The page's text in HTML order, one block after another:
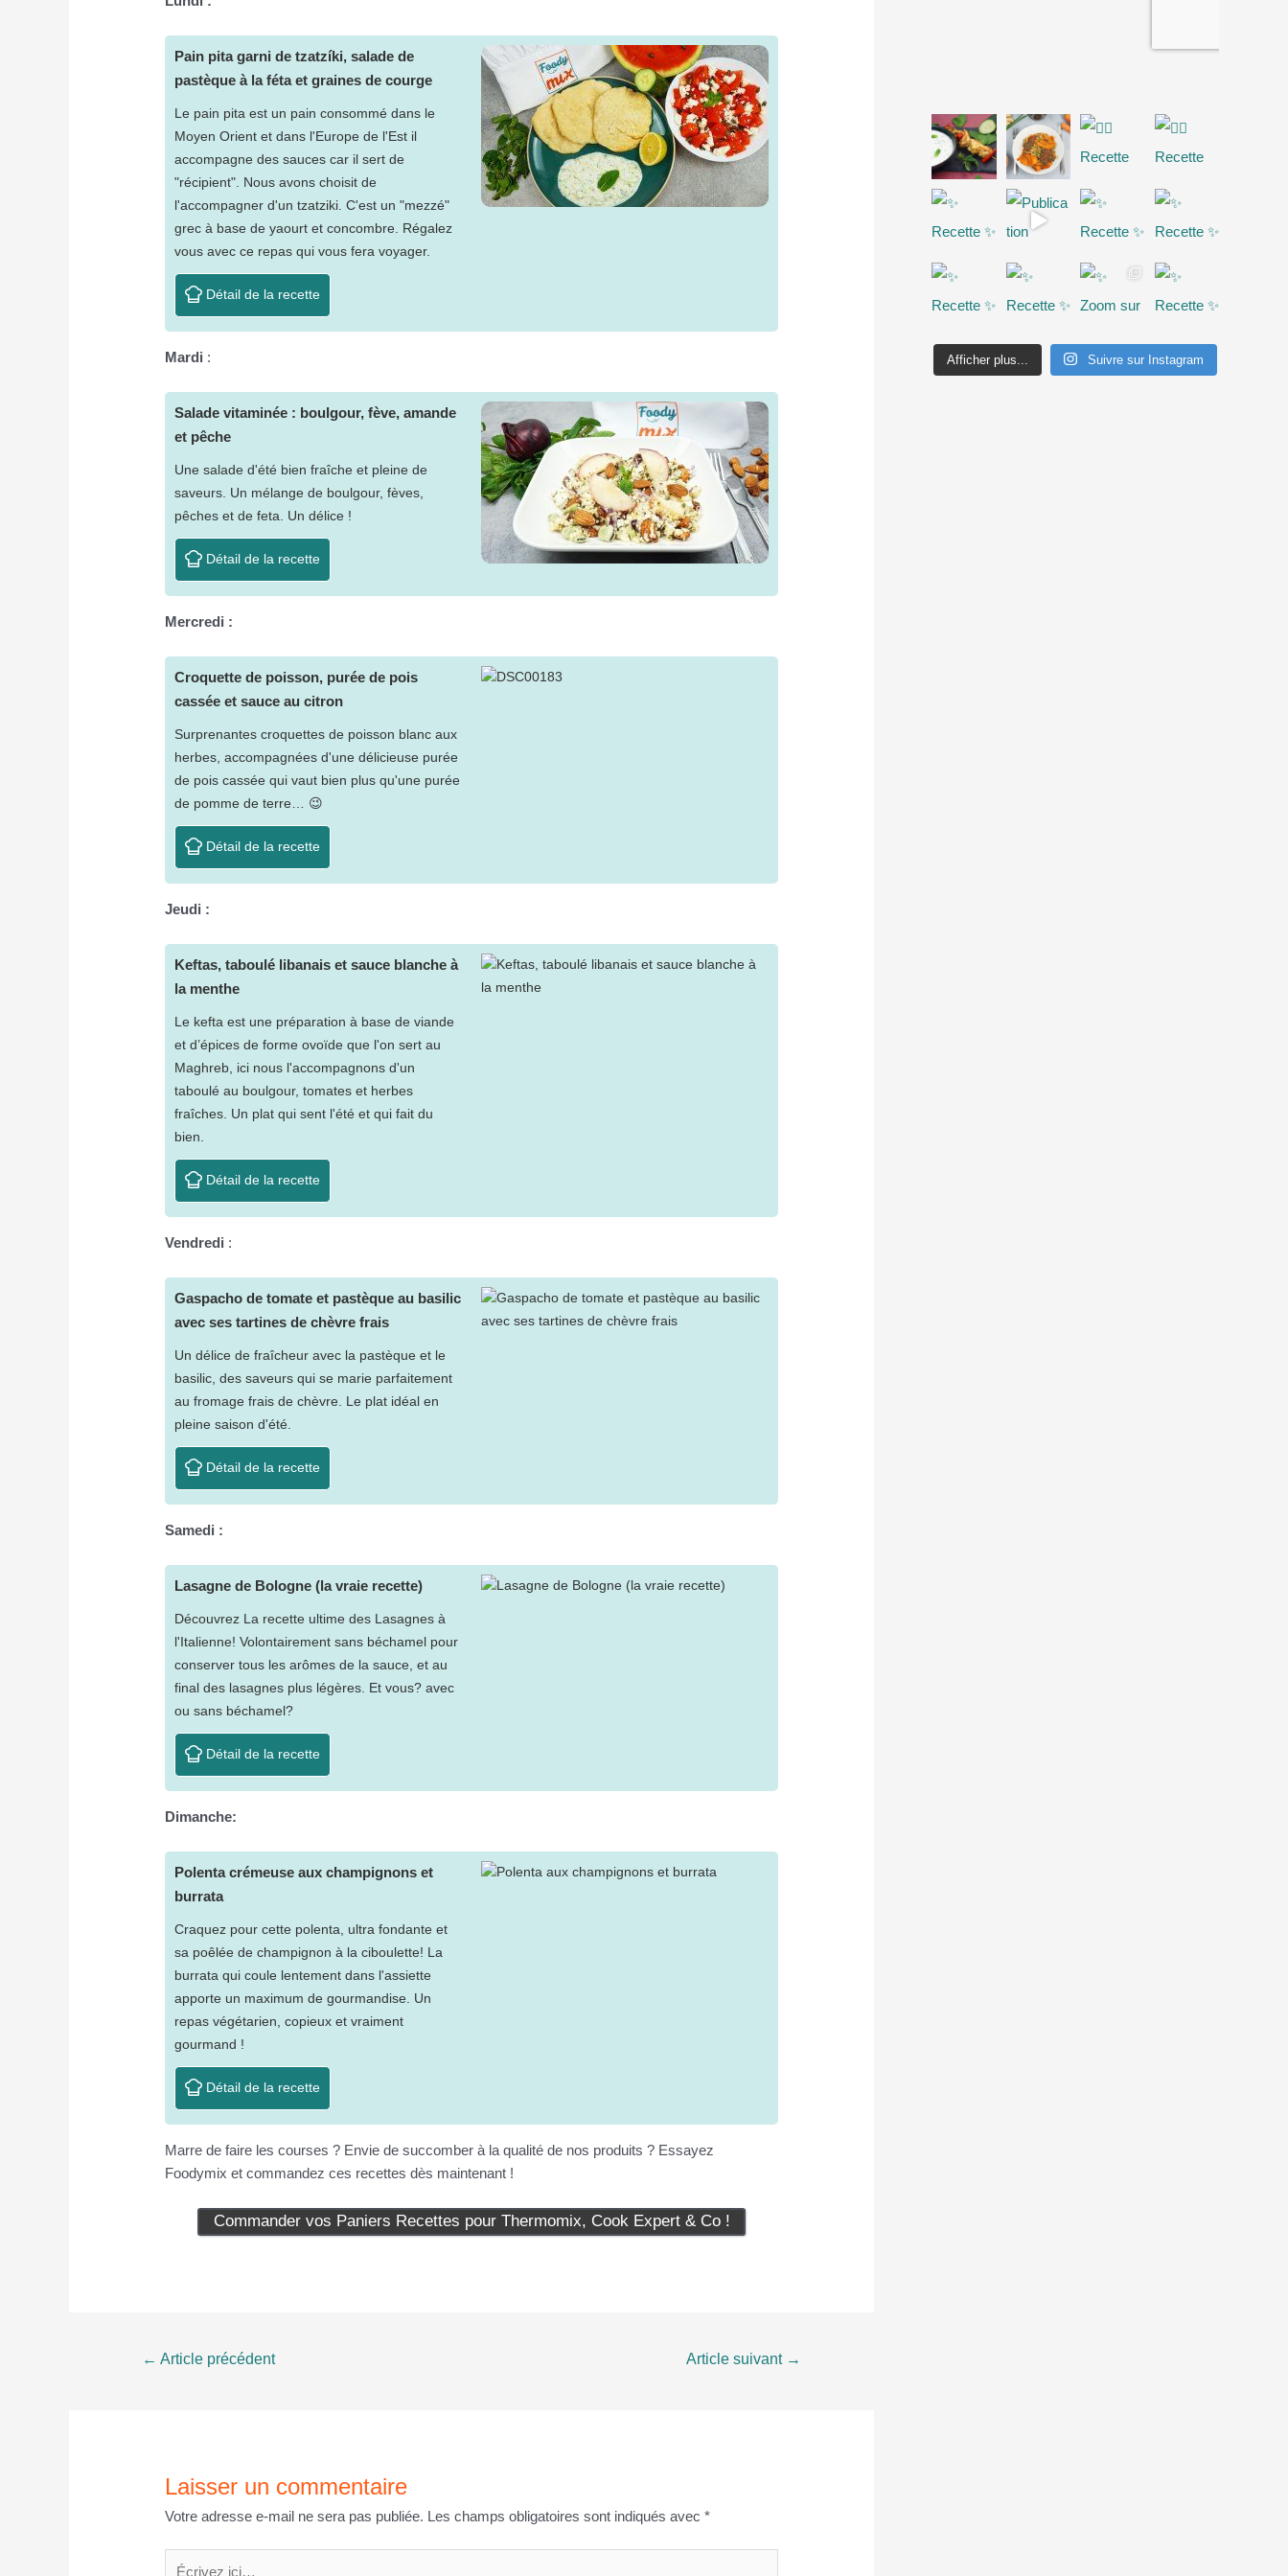
Pain pita garni de tzatzíki, salade de
pastèque à la féta et graines de courge
Le pain pita est un pain consommé dans le
Moyen Orient et dans l'Europe de l'Est il
accompagne des sauces car il sert de
"récipient". Nous avons choisit de
l'accompagner d'un tzatziki. C'est un "mezzé"
grec à base de yaourt et concombre. Régalez
vous avec ce repas qui vous fera voyager.
Détail de la recette
Mardi :
Salade vitaminée : boulgour, fève, amande
et pêche
Une salade d'été bien fraîche et pleine de
saveurs. Un mélange de boulgour, fèves,
pêches et de feta. Un délice !
Détail de la recette
Mercredi :
Croquette de poisson, purée de pois
cassée et sauce au citron
Surprenantes croquettes de poisson blanc aux
herbes, accompagnées d'une délicieuse purée
de pois cassée qui vaut bien plus qu'une purée
de pomme de terre… 😉
Détail de la recette
Jeudi :
Keftas, taboulé libanais et sauce blanche à
la menthe
Le kefta est une préparation à base de viande
et d’épices de forme ovoïde que l'on sert au
Maghreb, ici nous l'accompagnons d'un
taboulé au boulgour, tomates et herbes
fraîches. Un plat qui sent l'été et qui fait du
bien.
Détail de la recette
Vendredi :
Gaspacho de tomate et pastèque au basilic
avec ses tartines de chèvre frais
Un délice de fraîcheur avec la pastèque et le
basilic, des saveurs qui se marie parfaitement
au fromage frais de chèvre. Le plat idéal en
pleine saison d'été.
Détail de la recette
Samedi :
Lasagne de Bologne (la vraie recette)
Découvrez La recette ultime des Lasagnes à
l'Italienne! Volontairement sans béchamel pour
conserver tous les arômes de la sauce, et au
final des lasagnes plus légères. Et vous? avec
ou sans béchamel?
Détail de la recette
Dimanche:
Polenta crémeuse aux champignons et
burrata
Craquez pour cette polenta, ultra fondante et
sa poêlée de champignon à la ciboulette! La
burrata qui coule lentement dans l'assiette
apporte un maximum de gourmandise. Un
repas végétarien, copieux et vraiment
gourmand !
Détail de la recette
Marre de faire les courses ? Envie de succomber à la qualité de nos produits ? Essayez
Foodymix et commandez ces recettes dès maintenant !
Commander vos Paniers Recettes pour Thermomix, Cook Expert & Co !
Navigation
← Article précédent Article suivant →
Laisser un commentaire
Votre adresse e-mail ne sera pas publiée. Les champs obligatoires sont indiqués avec*
Afficher plus... Suivre sur Instagram